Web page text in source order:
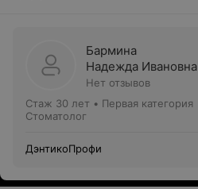
Бармина
Надежда Ивановна
Нет отзывов
Стаж 30 лет • Первая категория
Стоматолог
ДэнтикоПрофи